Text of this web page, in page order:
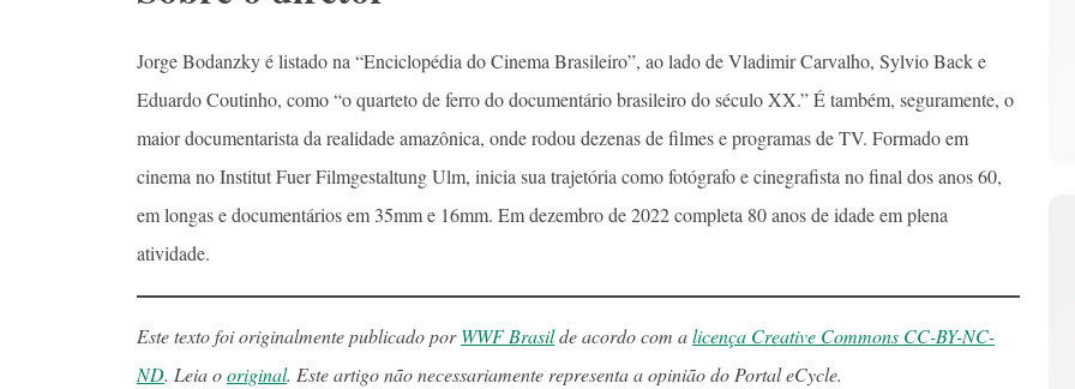
Jorge Bodanzky é listado na “Enciclopédia do Cinema Brasileiro”, ao lado de Vladimir Carvalho, Sylvio Back e
Eduardo Coutinho, como “o quarteto de ferro do documentário brasileiro do século XX.” É também, seguramente, o
maior documentarista da realidade amazônica, onde rodou dezenas de filmes e programas de TV. Formado em
cinema no Institut Fuer Filmgestaltung Ulm, inicia sua trajetória como fotógrafo e cinegrafista no final dos anos 60,
em longas e documentários em 35mm e 16mm. Em dezembro de 2022 completa 80 anos de idade em plena
atividade.
Este texto foi originalmente publicado porWWF Brasilde acordo com alicença Creative Commons CC-BY-NC-
ND. Leia ooriginal. Este artigo não necessariamente representa a opinião do Portal eCycle.